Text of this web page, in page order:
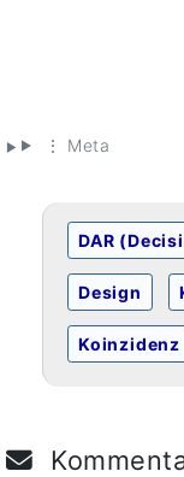
⋮ Meta
DAR
Design
Koinzidenz